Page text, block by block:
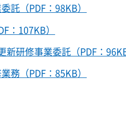
（PDF：98KB）
107KB）
研修事業委託（PDF：96KB
（PDF：85KB）